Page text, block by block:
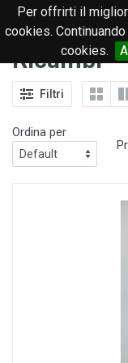
Per offrirti il
cookies.
cookies.
Ricambi
Filtri
Ordina per